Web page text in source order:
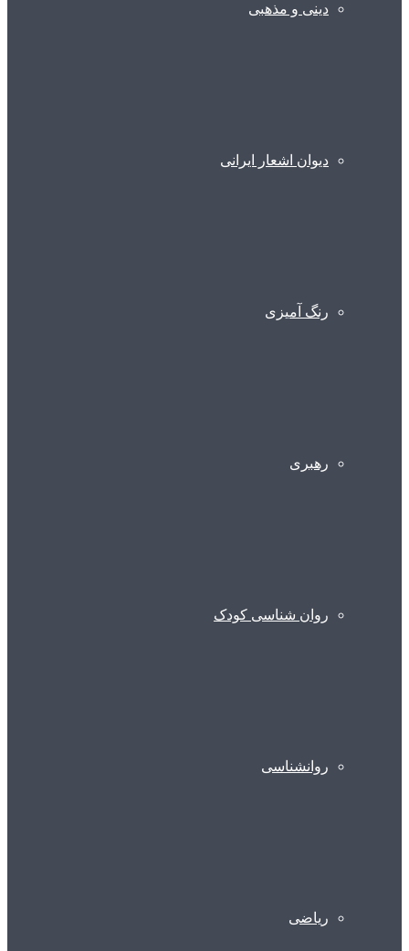
دینی و مذهبی
دیوان اشعار ایرانی
رنگ آمیزی
رهبری
روان شناسی کودک
روانشناسی
ریاضی